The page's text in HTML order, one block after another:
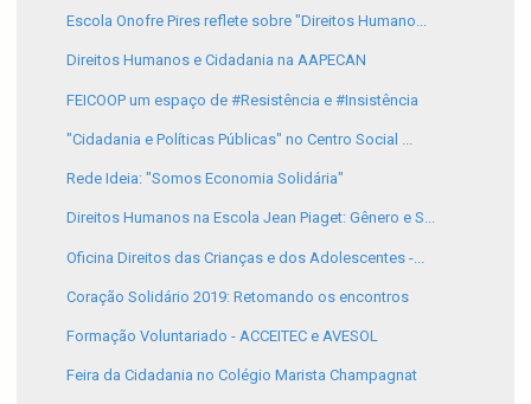
Escola Onofre Pires reflete sobre "Direitos Humano...
Direitos Humanos e Cidadania na AAPECAN
FEICOOP um espaço de #Resistência e #Insistência
"Cidadania e Políticas Públicas" no Centro Social ...
Rede Ideia: "Somos Economia Solidária"
Direitos Humanos na Escola Jean Piaget: Gênero e S...
Oficina Direitos das Crianças e dos Adolescentes -...
Coração Solidário 2019: Retomando os encontros
Formação Voluntariado - ACCEITEC e AVESOL
Feira da Cidadania no Colégio Marista Champagnat